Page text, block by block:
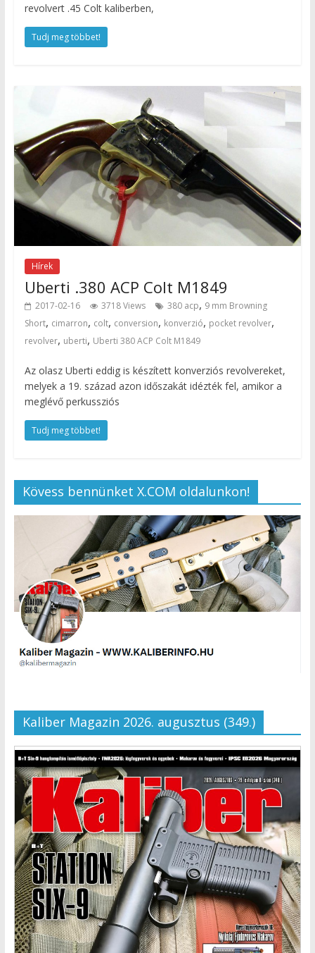
revolvert .45 Colt kaliberben,
Tudj meg többet!
Hírek
Uberti .380 ACP Colt M1849
2017-02-16 3718 Views 380 acp, 9 mm Browning
Short, cimarron, colt, conversion, konverzió, pocket revolver,
revolver, uberti, Uberti 380 ACP Colt M1849
Az olasz Uberti eddig is készített konverziós revolvereket,
melyek a 19. század azon időszakát idézték fel, amikor a
meglévő perkussziós
Tudj meg többet!
Kövess bennünket X.COM oldalunkon!
Kaliber Magazin 2026. augusztus (349.)